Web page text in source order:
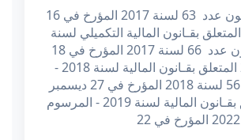
نقح بـ : - القـانون عدد 63 لسنة 2017 المؤرخ في 16
نوفمبر 2017 المتعلق بقـانون المالية التكميلي لسنة
2017 - القـانون عدد 66 لسنة 2017 المؤرخ في 18
ديسمبر 2017 المتعلق بقـانون المالية لسنة 2018 -
القـانون عدد 56 لسنة 2018 المؤرخ في 27 ديسمبر
2018 المتعلق بقـانون المالية لسنة 2019 - المرسوم